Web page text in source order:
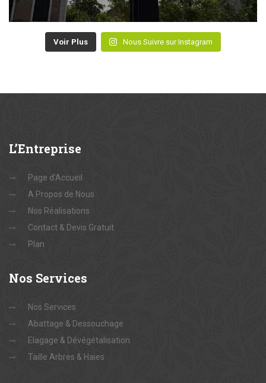
Voir Plus Nous Suivre sur Instagram
L’Entreprise
Page d’Accueil
A Propos de Nous
Nos Réalisations
Contact & Devis Gratuit
Plan
Nos Services
Nos Services
Abattage & Dessouchage
Elagage & Dévégétalisation
Taille Arbres & Haies